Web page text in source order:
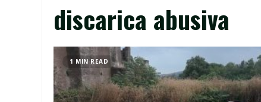
discarica abusiva
1 MIN READ